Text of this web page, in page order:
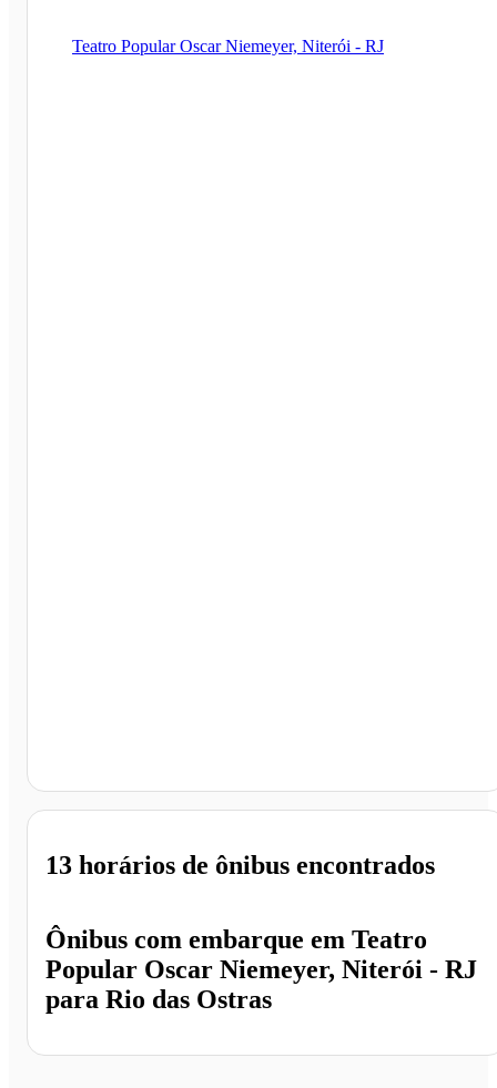
Teatro Popular Oscar Niemeyer, Niterói - RJ
Ônibus com embarque em Teatro
Popular Oscar Niemeyer, Niterói - RJ
para Rio das Ostras
13 horários de ônibus encontrados